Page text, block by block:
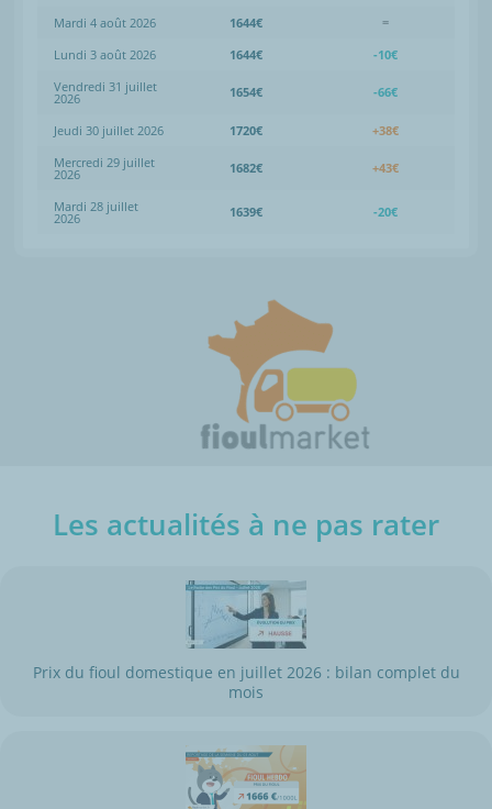
Mardi 4 août 2026 1644€
=
Lundi 3 août 2026
1644€
-10€
Vendredi 31 juillet
2026 1654€ -66€
Jeudi 30 juillet 2026 1720€
+38€
Mercredi 29 juillet
2026 1682€ +43€
Mardi 28 juillet
2026 1639€ -20€
Les actualités à ne pas rater
Prix du fioul domestique en juillet 2026 : bilan complet du
mois